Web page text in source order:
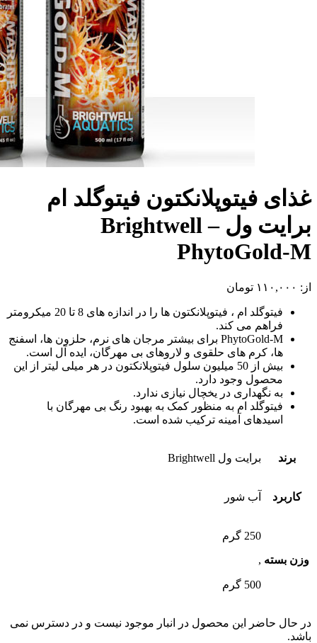
غذای فیتوپلانکتون فیتوگلد ام
برایت ول – Brightwell
PhytoGold-M
از: ۱۱۰,۰۰۰ تومان
فیتوگلد ام ، فیتوپلانکتون ها را در اندازه های 8 تا 20 میکرومتر
فراهم می کند.
PhytoGold-M برای بیشتر مرجان های نرم، حلزون ها، اسفنج
ها، کرم های حلقوی و لاروهای بی مهرگان، ایده آل است.
بیش از 50 میلیون سلول فیتوپلانکتون در هر میلی لیتر از این
محصول وجود دارد.
به نگهداری در یخچال نیازی ندارد.
فیتوگلد ام به منظور کمک به بهبود رنگ بی مهرگان با
اسیدهای آمینه ترکیب شده است.
برند برایت ول Brightwell
کاربرد آب شور
وزن بسته
250 گرم
,
500 گرم
در حال حاضر این محصول در انبار موجود نیست و در دسترس نمی
باشد.